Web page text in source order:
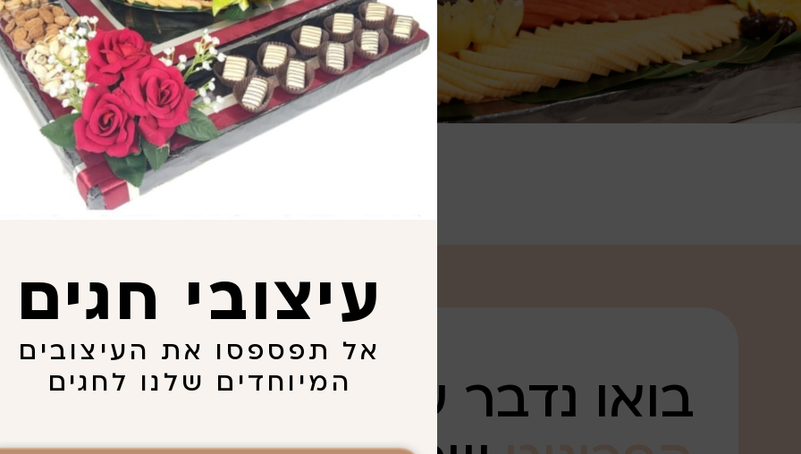
בואו נדבר על
עיצובי חגים
אל תפספסו את העיצובים
המיוחדים שלנו לחגים